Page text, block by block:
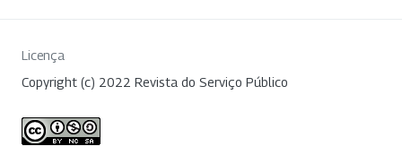
Licença
Copyright (c) 2022 Revista do Serviço Público